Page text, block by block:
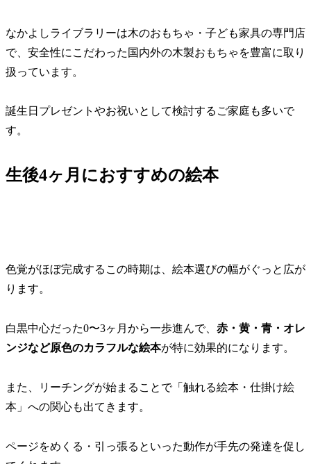
なかよしライブラリーは木のおもちゃ・子ども家具の専門店
で、安全性にこだわった国内外の木製おもちゃを豊富に取り
扱っています。
誕生日プレゼントやお祝いとして検討するご家庭も多いで
す。
生後4ヶ月におすすめの絵本
色覚がほぼ完成するこの時期は、絵本選びの幅がぐっと広が
ります。
白黒中心だった0〜3ヶ月から一歩進んで、 赤・黄・青・オレ
ンジなど原色のカラフルな絵本が特に効果的になります。
また、リーチングが始まることで「触れる絵本・仕掛け絵
本」への関心も出てきます。
ページをめくる・引っ張るといった動作が手先の発達を促し